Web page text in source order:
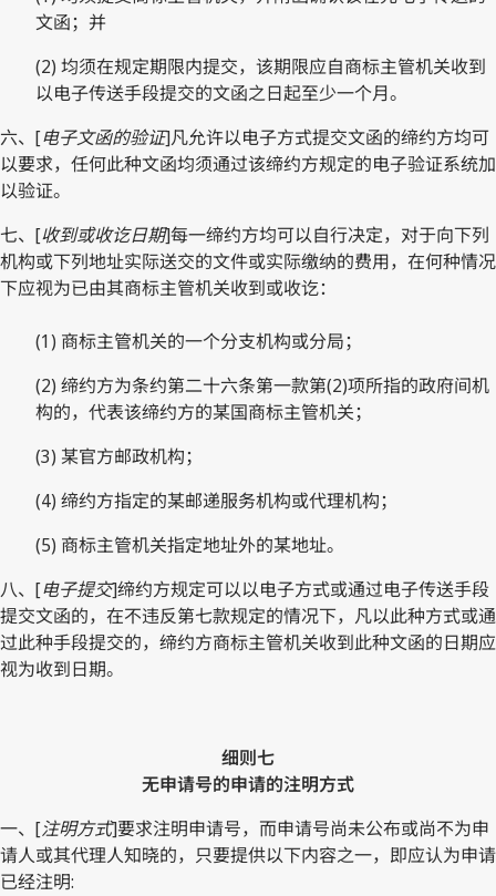
文函；并
(2) 均须在规定期限内提交，该期限应自商标主管机关收到
以电子传送手段提交的文函之日起至少一个月。
六、[电子文函的验证]凡允许以电子方式提交文函的缔约方均可
以要求，任何此种文函均须通过该缔约方规定的电子验证系统加
以验证。
七、[收到或收讫日期]每一缔约方均可以自行决定，对于向下列
机构或下列地址实际送交的文件或实际缴纳的费用，在何种情况
下应视为已由其商标主管机关收到或收讫：
(1) 商标主管机关的一个分支机构或分局；
(2) 缔约方为条约第二十六条第一款第(2)项所指的政府间机
构的，代表该缔约方的某国商标主管机关；
(3) 某官方邮政机构；
(4) 缔约方指定的某邮递服务机构或代理机构；
(5) 商标主管机关指定地址外的某地址。
八、[电子提交]缔约方规定可以以电子方式或通过电子传送手段
提交文函的，在不违反第七款规定的情况下，凡以此种方式或通
过此种手段提交的，缔约方商标主管机关收到此种文函的日期应
视为收到日期。
细则七
无申请号的申请的注明方式
一、[注明方式]要求注明申请号，而申请号尚未公布或尚不为申
请人或其代理人知晓的，只要提供以下内容之一，即应认为申请
已经注明: